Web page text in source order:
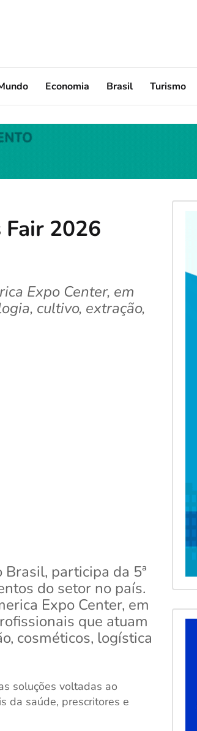
Economia Brasil Turismo
Fair 2026
Expo Center, em
cultivo, extração,
participa da 5ª
do setor no país.
Expo Center, em
que atuam
cosméticos, logística
soluções voltadas ao
da saúde, prescritores e